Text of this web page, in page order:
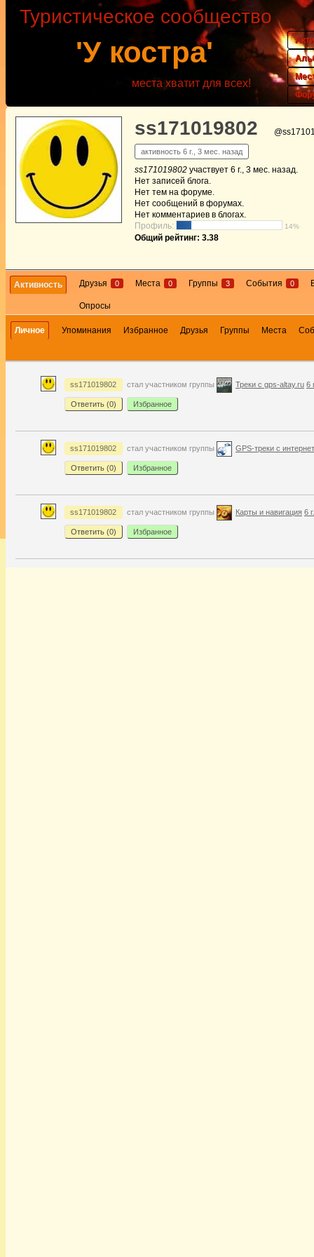
'У костра'
Туристическое сообщество
места хватит для всех!
ss171019802
активность 6 г., 3 мес. назад
ss171019802 участвует 6 г., 3 мес. назад.
Нет записей блога.
Нет тем на форуме.
Нет сообщений в форумах.
Нет комментариев в блогах.
Профиль:
14%
Общий рейтинг: 3.38
Активность Друзья 0 Места 0 Группы 3 События 0
Опросы
Личное Упоминания Избранное Друзья Группы Места
ss171019802 стал участником группы Треки с gps-altay.ru 6
Ответить (0) Избранное
ss171019802 стал участником группы GPS-треки с
Ответить (0) Избранное
ss171019802 стал участником группы Карты и навигация 6
Ответить (0) Избранное